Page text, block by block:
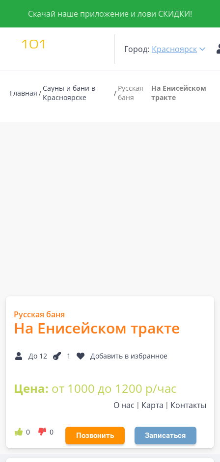
Скачай наше приложение и лови СКИДКИ!
Город: Красноярск
Главная
Сауны и бани в
Красноярске
Русская
баня
На Енисейском
тракте
Русская баня
На Енисейском тракте
До 12 1 Добавить в избранное
Цена: от 1000 до 1200 р/час
О нас Карта Контакты
0 0 Позвонить Записаться